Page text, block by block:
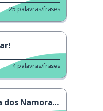
25 palavras/frases
4 palavras/frases
Namorados